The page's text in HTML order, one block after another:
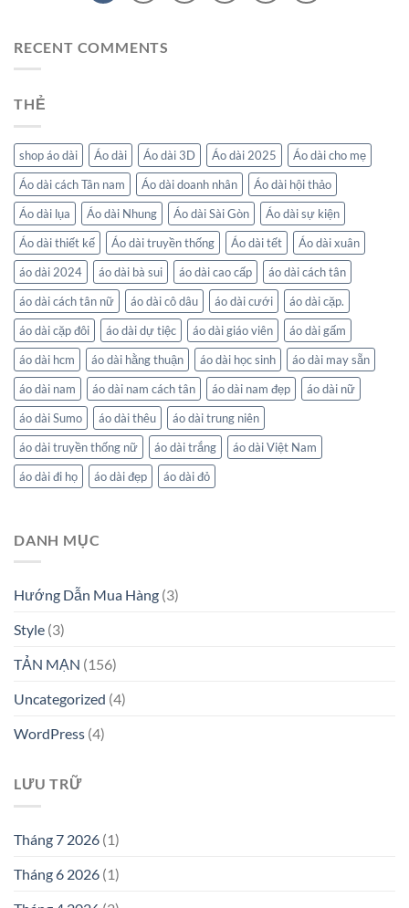
RECENT COMMENTS
THẺ
shop áo dài Áo dài Áo dài 3D Áo dài 2025
Áo dài cho mẹ
Áo dài cách Tân nam
Áo dài doanh nhân
Áo dài hội thảo
Áo dài lụa
Áo dài Nhung Áo dài Sài Gòn
Áo dài sự kiện
Áo dài thiết kế
Áo dài truyền thống Áo dài tết
Áo dài xuân
áo dài 2024
áo dài bà sui áo dài cao cấp
áo dài cách tân
áo dài cách tân nữ
áo dài cô dâu áo dài cưới
áo dài cặp.
áo dài cặp đôi
áo dài dự tiệc áo dài giáo viên
áo dài gấm
áo dài hcm
áo dài hằng thuận áo dài học sinh
áo dài may sẵn
áo dài nam
áo dài nam cách tân áo dài nam đẹp
áo dài nữ
áo dài Sumo
áo dài thêu
áo dài trung niên
áo dài truyền thống nữ
áo dài trắng
áo dài Việt Nam
áo dài đi họ
áo dài đẹp áo dài đỏ
DANH MỤC
Hướng Dẫn Mua Hàng (3)
Style (3)
TẢN MẠN (156)
Uncategorized (4)
WordPress (4)
LƯU TRỮ
Tháng 7 2026 (1)
Tháng 6 2026 (1)